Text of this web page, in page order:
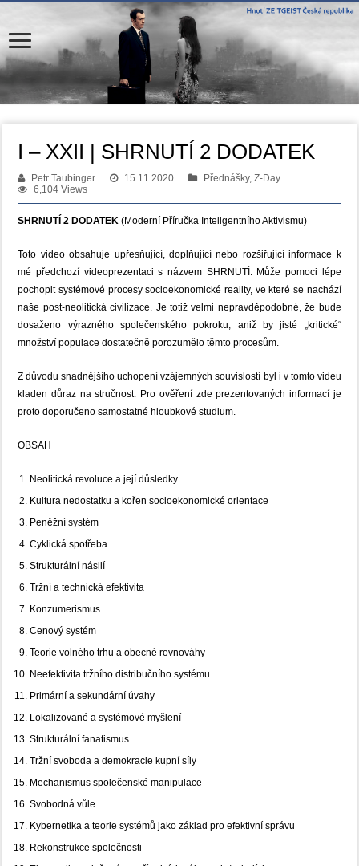
I – XXII | SHRNUTÍ 2 DODATEK
Petr Taubinger 15.11.2020
Přednášky, Z-Day
6,104 Views
SHRNUTÍ 2 DODATEK (Moderní Příručka Inteligentního Aktivismu)
Toto video obsahuje upřesňující, doplňující nebo rozšiřující informace k
mé předchozí videoprezentaci s názvem SHRNUTÍ. Může pomoci lépe
pochopit systémové procesy socioekonomické reality, ve které se nachází
naše post-neolitická civilizace. Je totiž velmi nepravděpodobné, že bude
dosaženo výrazného společenského pokroku, aniž by jisté „kritické“
množství populace dostatečně porozumělo těmto procesům.
Z důvodu snadnějšího uchopení vzájemných souvislostí byl i v tomto videu
kladen důraz na stručnost. Pro ověření zde prezentovaných informací je
proto doporučeno samostatné hloubkové studium.
OBSAH
Neolitická revoluce a její důsledky
Kultura nedostatku a kořen socioekonomické orientace
Peněžní systém
Cyklická spotřeba
Strukturální násilí
Tržní a technická efektivita
Konzumerismus
Cenový systém
Teorie volného trhu a obecné rovnováhy
Neefektivita tržního distribučního systému
Primární a sekundární úvahy
Lokalizované a systémové myšlení
Strukturální fanatismus
Tržní svoboda a demokracie kupní síly
Mechanismus společenské manipulace
Svobodná vůle
Kybernetika a teorie systémů jako základ pro efektivní správu
Rekonstrukce společnosti